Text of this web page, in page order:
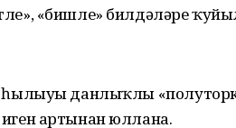
«бишле» билдәләре
һылыуы данлыҡлы
артынан юллана.